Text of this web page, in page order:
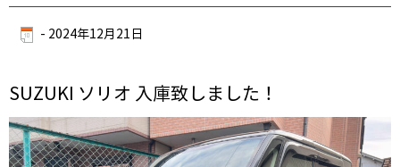
- 2024年12月21日
SUZUKI ソリオ 入庫致しました！